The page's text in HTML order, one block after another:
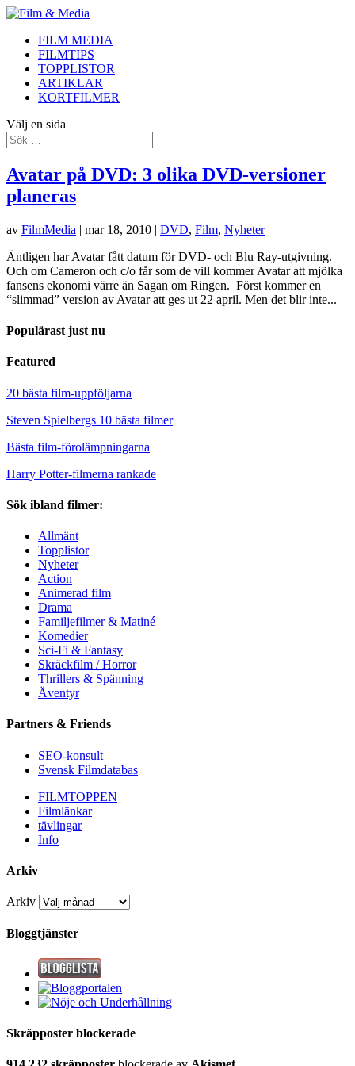
FILM MEDIA
FILMTIPS
TOPPLISTOR
ARTIKLAR
KORTFILMER
Välj en sida
Avatar på DVD: 3 olika DVD-versioner
planeras
av FilmMedia | mar 18, 2010 | DVD, Film, Nyheter
Äntligen har Avatar fått datum för DVD- och Blu Ray-utgivning.
Och om Cameron och c/o får som de vill kommer Avatar att mjölka
fansens ekonomi värre än Sagan om Ringen. Först kommer en
“slimmad” version av Avatar att ges ut 22 april. Men det blir inte...
Populärast just nu
Featured
20 bästa film-uppföljarna
Steven Spielbergs 10 bästa filmer
Bästa film-förolämpningarna
Harry Potter-filmerna rankade
Sök ibland filmer:
Allmänt
Topplistor
Nyheter
Action
Animerad film
Drama
Familjefilmer & Matiné
Komedier
Sci-Fi & Fantasy
Skräckfilm / Horror
Thrillers & Spänning
Äventyr
Partners & Friends
SEO-konsult
Svensk Filmdatabas
FILMTOPPEN
Filmlänkar
tävlingar
Info
Arkiv
Arkiv
Bloggtjänster
Skräpposter blockerade